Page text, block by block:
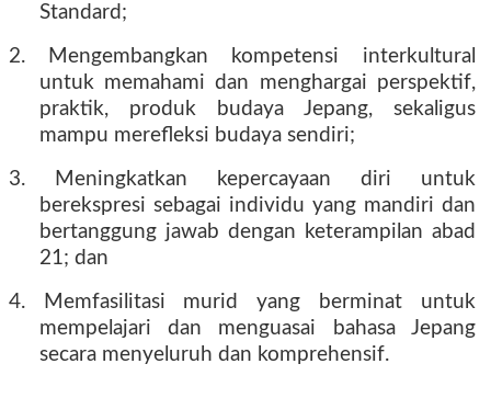
Standard;
2. Mengembangkan kompetensi interkultural
untuk memahami dan menghargai perspektif,
praktik, produk budaya Jepang, sekaligus
mampu merefleksi budaya sendiri;
3. Meningkatkan kepercayaan diri untuk
berekspresi sebagai individu yang mandiri dan
bertanggung jawab dengan keterampilan abad
21; dan
4. Memfasilitasi murid yang berminat untuk
mempelajari dan menguasai bahasa Jepang
secara menyeluruh dan komprehensif.